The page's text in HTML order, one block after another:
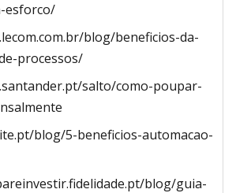
esforco/
blog/beneficios-da-
processos/
salto/como-poupar-
blog/5-beneficios-automacao-
blog/guia-